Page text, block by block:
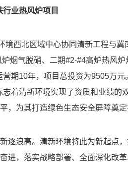
业热风炉项目
西北区域中心协同清新工程与冀
烟气脱硝、二期#2-#4高炉热风炉
期10年，项目总投资为9505万
着清新环境实现了资质和业绩的
，为其打造绿色生态安全屏障奠定
浪高。清新环境将此为新起点，持
进，落实战略部署、全面深化改